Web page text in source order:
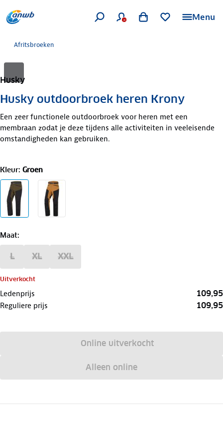
Menu
Afritsbroeken
Husky
Husky outdoorbroek heren Krony
Een zeer functionele outdoorbroek voor heren met een
membraan zodat je deze tijdens alle activiteiten in veeleisende
omstandigheden kan gebruiken.
Kleur: Groen
Maat:
L XL XXL
Uitverkocht
Ledenprijs 109,95
Reguliere prijs 109,95
Online uitverkocht
Alleen online